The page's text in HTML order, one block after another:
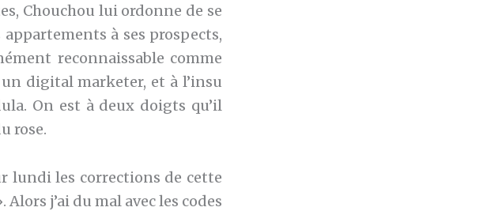
Chouchou lui ordonne de se
à ses prospects,
reconnaissable comme
un digital marketer, et à l’insu
On est à deux doigts qu’il
rose.
lundi les corrections de cette
j’ai du mal avec les codes